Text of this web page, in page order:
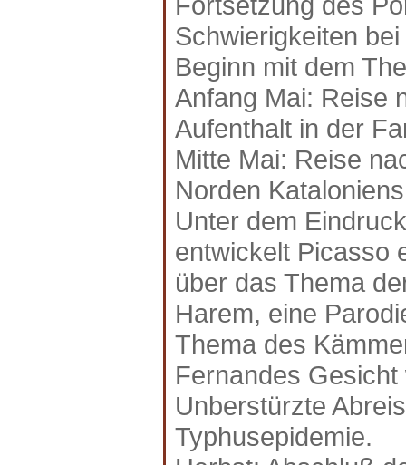
Schwierigkeiten
Beginn mit dem
Anfang Mai: Reise
Aufenthalt in der
Mitte Mai: Reise
Norden
Unter dem
entwickelt Picasso
über das Thema
Harem, eine
Thema des
Fernandes
Unberstürzte
Typhusepidemie.